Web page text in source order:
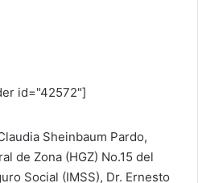
id="42572"]
Sheinbaum Pardo,
de Zona (HGZ) No.15 del
Social (IMSS), Dr. Ernesto